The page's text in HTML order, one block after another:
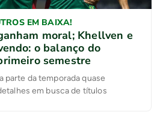
EM BAIXA!
moral; Khellven e
o balanço do
semestre
parte da temporada quase
em busca de títulos